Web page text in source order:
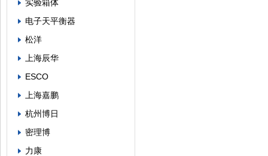
实验箱体
电子天平衡器
松洋
上海辰华
ESCO
上海嘉鹏
杭州博日
密理博
力康